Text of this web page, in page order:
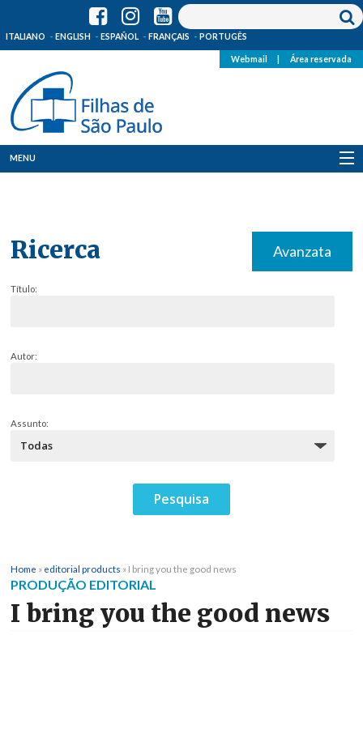
ITALIANO ENGLISH ESPAÑOL FRANÇAIS PORTUGÊS
Webmail Área reservada
MENU
Ricerca Avanzata
Título:
Autor:
Assunto:
Home » editorial products » I bring you the good news
PRODUÇÃO EDITORIAL
I bring you the good news